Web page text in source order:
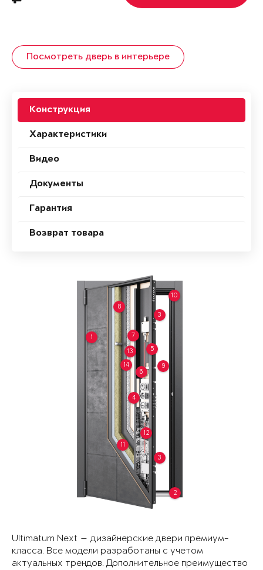
Посмотреть дверь в интерьере
Конструкция
Характеристики
Видео
Документы
Гарантия
Возврат товара
1
2
3
3
4
5
6
7
8
9
10
11
12
13
14
Ultimatum Next — дизайнерские двери премиум-
класса. Все модели разработаны с учетом
актуальных трендов. Дополнительное преимущество